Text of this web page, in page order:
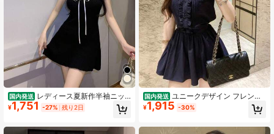
国内発送 レディース夏新作半袖ニッ
トワンピース。 フレンチスタイル、
スクエアネックが洗練された雰囲気
ップフィットでシルエット抜群、感
¥1,751 -27% 残り2日
国内発送 ユニークデザイン フレンチ
ピュアセクシー高級ノースリーブシ
ャツワンピ 夏甘いレースフリルウエ
万能 お出かけ・通勤・デート用
¥1,915 -30%